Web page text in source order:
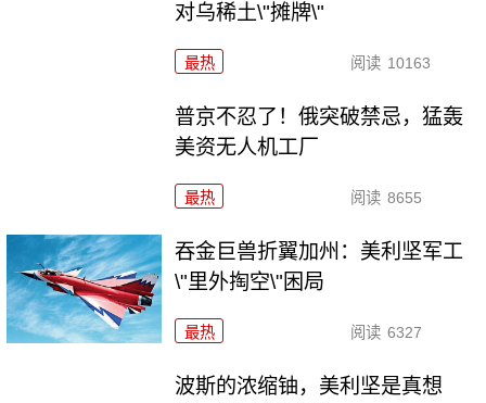
对乌稀土\"摊牌\"
最热 阅读 10163
普京不忍了！俄突破禁忌，猛轰
美资无人机工厂
最热 阅读 8655
吞金巨兽折翼加州：美利坚军工
\"里外掏空\"困局
最热 阅读 6327
波斯的浓缩铀，美利坚是真想